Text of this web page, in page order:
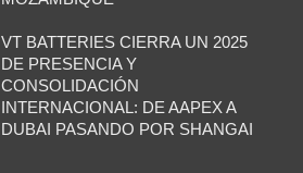
VT BATTERIES CIERRA UN 2025
DE PRESENCIA Y
CONSOLIDACIÓN
INTERNACIONAL: DE AAPEX A
DUBAI PASANDO POR SHANGAI